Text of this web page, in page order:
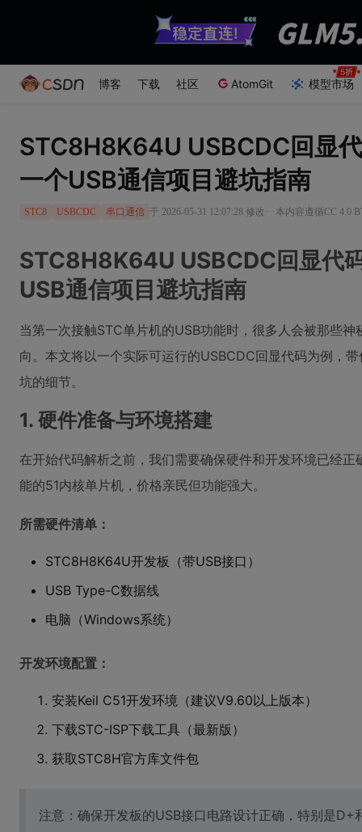
博客 下载 社区 AtomGit 模型市场
STC8H8K64U USBCDC回显
一个USB通信项目避坑指南
STC8 USBCDC 串口通信 于 2026-05-31 12:07:28 修改 · 本内容遵循CC 4.0
STC8H8K64U USBCDC回显代
USB通信项目避坑指南
当第一次接触STC单片机的USB功能时，很多人会被那些
向。本文将以一个实际可运行的USBCDC回显代码为例，
坑的细节。
1. 硬件准备与环境搭建
在开始代码解析之前，我们需要确保硬件和开发环境已经
能的51内核单片机，价格亲民但功能强大。
所需硬件清单：
STC8H8K64U开发板（带USB接口）
USB Type-C数据线
电脑（Windows系统）
开发环境配置：
安装Keil C51开发环境（建议V9.60以上版本）
下载STC-ISP下载工具（最新版）
获取STC8H官方库文件包
注意：确保开发板的USB接口电路设计正确，特别是